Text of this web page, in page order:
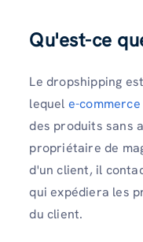
Qu'est-ce
Le dropshipping
lequel e-commerce
des produits sans
propriétaire de
d'un client, il
qui expédiera les
du client.